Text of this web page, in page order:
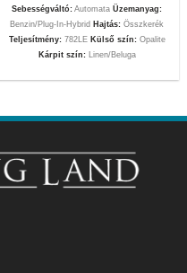
Sebességváltó: AutomataÜzemanyag:
Benzin/Plug-In-Hybrid Hajtás: Összkerék
Teljesítmény:782LE Külső szín: Opalite
Kárpit szín:Linen/Beluga